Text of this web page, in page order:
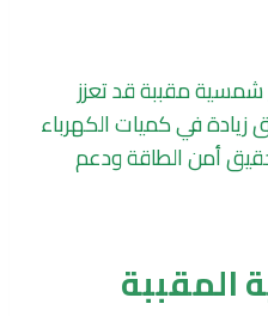
شمسية مقببة قد تعزز
زيادة في كميات الكهرباء
أمن الطاقة ودعم
المقببة